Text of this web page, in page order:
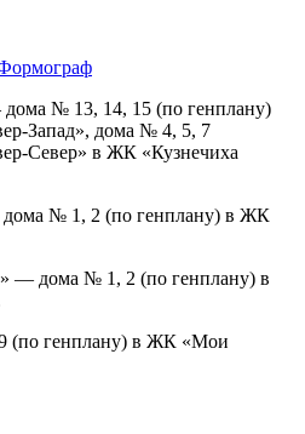
№ 13, 14, 15 (по генплану)
Запад», дома № 4, 5, 7
Север» в ЖК «Кузнечиха
№ 1, 2 (по генплану) в ЖК
— дома № 1, 2 (по генплану) в
генплану) в ЖК «Мои